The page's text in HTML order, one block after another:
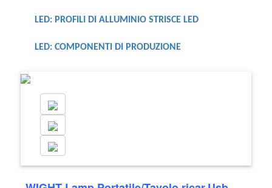
LED: PROFILI DI ALLUMINIO STRISCE LED
LED: COMPONENTI DI PRODUZIONE